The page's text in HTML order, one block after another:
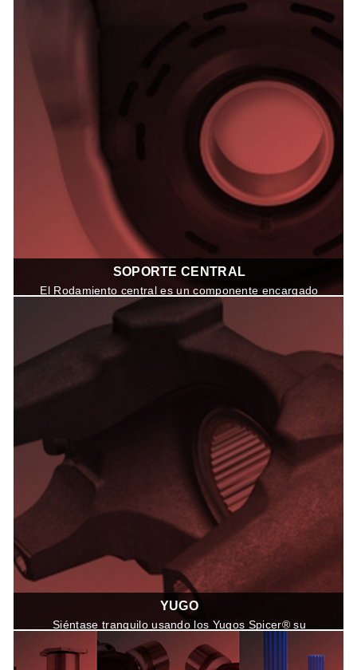
minimizar el ruido y vibraciones, son
Original para vehículos livianos,
pesados y Off-Highway.
SOPORTE CENTRAL
El Rodamiento central es un componente encargado
de absorber las vibraciones generadas por el cardán
durante su funcionamiento.
YUGO
Siéntase tranquilo usando los Yugos Spicer® su
calidad le brindarán ajuste, rendimiento y confiabilidad
gracias a sus procesos de fabricacion superiores con